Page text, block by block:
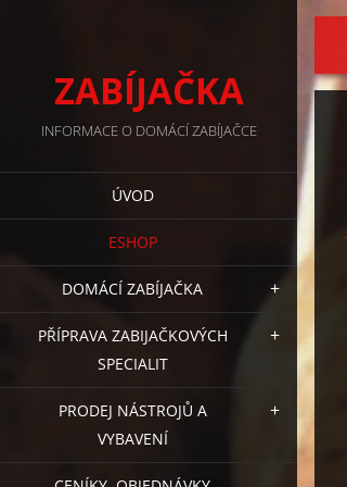
ZABÍJAČKA
INFORMACE O DOMÁCÍ ZABÍJAČCE
ÚVOD
ESHOP
DOMÁCÍ ZABÍJAČKA
PŘÍPRAVA ZABIJAČKOVÝCH
SPECIALIT
PRODEJ NÁSTROJŮ A
VYBAVENÍ